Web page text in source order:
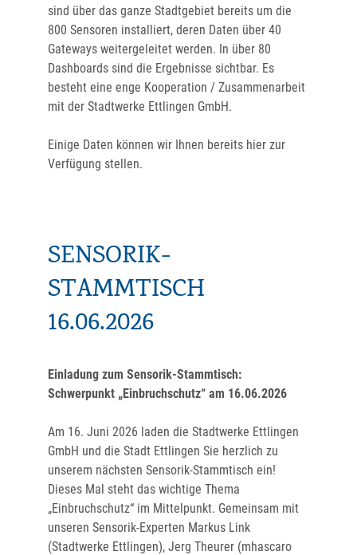
sind über das ganze Stadtgebiet bereits um die
800 Sensoren installiert, deren Daten über 40
Gateways weitergeleitet werden. In über 80
Dashboards sind die Ergebnisse sichtbar. Es
besteht eine enge Kooperation / Zusammenarbeit
mit der Stadtwerke Ettlingen GmbH.
Einige Daten können wir Ihnen bereits hier zur
Verfügung stellen.
SENSORIK-
STAMMTISCH
16.06.2026
Einladung zum Sensorik-Stammtisch:
Schwerpunkt „Einbruchschutz“ am 16.06.2026
Am 16. Juni 2026 laden die Stadtwerke Ettlingen
GmbH und die Stadt Ettlingen Sie herzlich zu
unserem nächsten Sensorik-Stammtisch ein!
Dieses Mal steht das wichtige Thema
„Einbruchschutz“ im Mittelpunkt. Gemeinsam mit
unseren Sensorik-Experten Markus Link
(Stadtwerke Ettlingen), Jerg Theurer (mhascaro